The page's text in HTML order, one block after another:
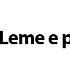
e